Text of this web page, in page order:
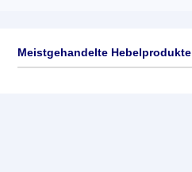
Meistgehandelte Hebelprodukte